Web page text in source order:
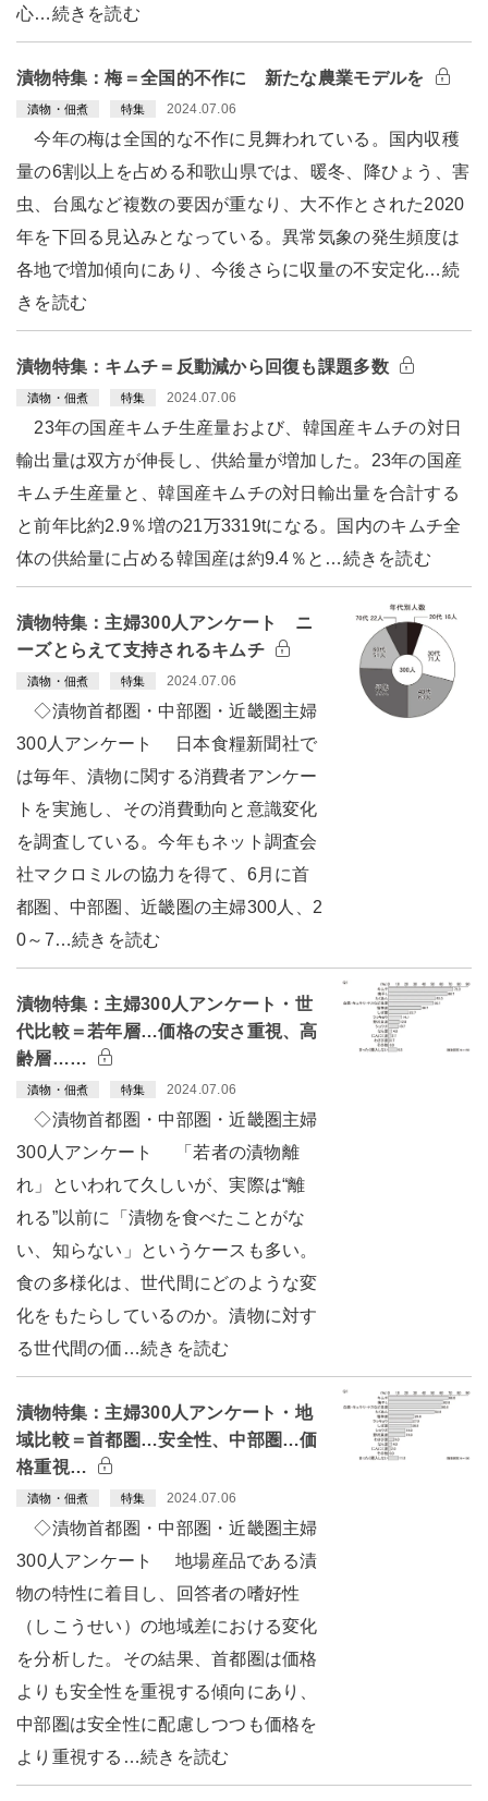
心…続きを読む
漬物特集：梅＝全国的不作に 新たな農業モデルを
漬物・佃煮 特集 2024.07.06
今年の梅は全国的な不作に見舞われている。国内収穫
量の6割以上を占める和歌山県では、暖冬、降ひょう、害
虫、台風など複数の要因が重なり、大不作とされた2020
年を下回る見込みとなっている。異常気象の発生頻度は
各地で増加傾向にあり、今後さらに収量の不安定化…続
きを読む
漬物特集：キムチ＝反動減から回復も課題多数
漬物・佃煮 特集 2024.07.06
23年の国産キムチ生産量および、韓国産キムチの対日
輸出量は双方が伸長し、供給量が増加した。23年の国産
キムチ生産量と、韓国産キムチの対日輸出量を合計する
と前年比約2.9％増の21万3319tになる。国内のキムチ全
体の供給量に占める韓国産は約9.4％と…続きを読む
漬物特集：主婦300人アンケート ニ
ーズとらえて支持されるキムチ
漬物・佃煮 特集 2024.07.06
◇漬物首都圏・中部圏・近畿圏主婦
300人アンケート 日本食糧新聞社で
は毎年、漬物に関する消費者アンケー
トを実施し、その消費動向と意識変化
を調査している。今年もネット調査会
社マクロミルの協力を得て、6月に首
都圏、中部圏、近畿圏の主婦300人、2
0～7…続きを読む
漬物特集：主婦300人アンケート・世
代比較＝若年層…価格の安さ重視、高
齢層……
漬物・佃煮 特集 2024.07.06
◇漬物首都圏・中部圏・近畿圏主婦
300人アンケート 「若者の漬物離
れ」といわれて久しいが、実際は“離
れる”以前に「漬物を食べたことがな
い、知らない」というケースも多い。
食の多様化は、世代間にどのような変
化をもたらしているのか。漬物に対す
る世代間の価…続きを読む
漬物特集：主婦300人アンケート・地
域比較＝首都圏…安全性、中部圏…価
格重視…
漬物・佃煮 特集 2024.07.06
◇漬物首都圏・中部圏・近畿圏主婦
300人アンケート 地場産品である漬
物の特性に着目し、回答者の嗜好性
（しこうせい）の地域差における変化
を分析した。その結果、首都圏は価格
よりも安全性を重視する傾向にあり、
中部圏は安全性に配慮しつつも価格を
より重視する…続きを読む